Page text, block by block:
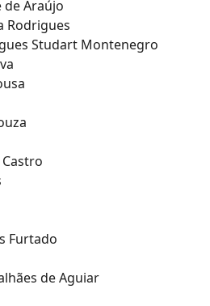
de Araújo
Rodrigues
Studart Montenegro
Furtado
de Aguiar